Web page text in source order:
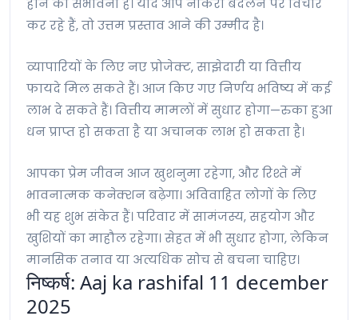
होने की संभावना है। यदि आप नौकरी बदलने पर विचार
कर रहे हैं, तो उत्तम प्रस्ताव आने की उम्मीद है।
व्यापारियों के लिए नए प्रोजेक्ट, साझेदारी या वित्तीय
फायदे मिल सकते हैं। आज किए गए निर्णय भविष्य में कई
लाभ दे सकते हैं। वित्तीय मामलों में सुधार होगा—रुका हुआ
धन प्राप्त हो सकता है या अचानक लाभ हो सकता है।
आपका प्रेम जीवन आज खुशनुमा रहेगा, और रिश्ते में
भावनात्मक कनेक्शन बढ़ेगा। अविवाहित लोगों के लिए
भी यह शुभ संकेत हैं। परिवार में सामंजस्य, सहयोग और
खुशियों का माहौल रहेगा। सेहत में भी सुधार होगा, लेकिन
मानसिक तनाव या अत्यधिक सोच से बचना चाहिए।
निष्कर्ष: Aaj ka rashifal 11 december
2025